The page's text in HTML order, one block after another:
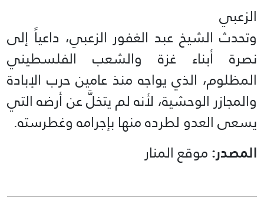
الزعبي
وتحدث الشيخ عبد الغفور الزعبي، داعياً إلى
نصرة أبناء غزة والشعب الفلسطيني
المظلوم، الذي يواجه منذ عامين حرب الإبادة
والمجازر الوحشية، لأنه لم يتخلَّ عن أرضه التي
يسعى العدو لطرده منها بإجرامه وغطرسته.
المصدر:موقع المنار